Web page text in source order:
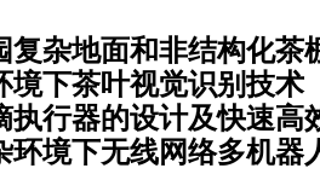
复杂地面和非结构化茶
境下茶叶视觉识别技术
执行器的设计及快速高
环境下无线网络多机器